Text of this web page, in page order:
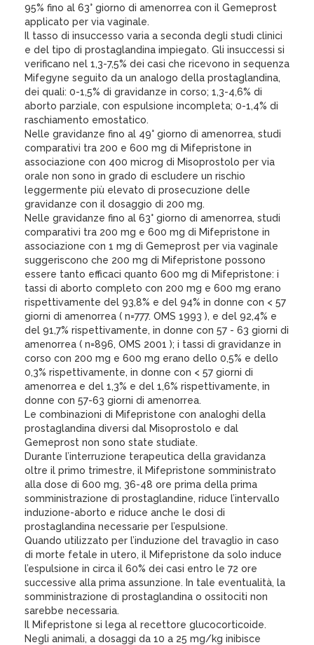
95% fino al 63° giorno di amenorrea con il Gemeprost
applicato per via vaginale.
Il tasso di insuccesso varia a seconda degli studi clinici
e del tipo di prostaglandina impiegato. Gli insuccessi si
verificano nel 1,3-7,5% dei casi che ricevono in sequenza
Mifegyne seguito da un analogo della prostaglandina,
dei quali: 0-1,5% di gravidanze in corso; 1,3-4,6% di
aborto parziale, con espulsione incompleta; 0-1,4% di
raschiamento emostatico.
Nelle gravidanze fino al 49° giorno di amenorrea, studi
comparativi tra 200 e 600 mg di Mifepristone in
associazione con 400 microg di Misoprostolo per via
orale non sono in grado di escludere un rischio
leggermente più elevato di prosecuzione delle
gravidanze con il dosaggio di 200 mg.
Nelle gravidanze fino al 63° giorno di amenorrea, studi
comparativi tra 200 mg e 600 mg di Mifepristone in
associazione con 1 mg di Gemeprost per via vaginale
suggeriscono che 200 mg di Mifepristone possono
essere tanto efficaci quanto 600 mg di Mifepristone: i
tassi di aborto completo con 200 mg e 600 mg erano
rispettivamente del 93,8% e del 94% in donne con < 57
giorni di amenorrea ( n=777. OMS 1993 ), e del 92,4% e
del 91,7% rispettivamente, in donne con 57 - 63 giorni di
amenorrea ( n=896, OMS 2001 ); i tassi di gravidanze in
corso con 200 mg e 600 mg erano dello 0,5% e dello
0,3% rispettivamente, in donne con < 57 giorni di
amenorrea e del 1,3% e del 1,6% rispettivamente, in
donne con 57-63 giorni di amenorrea.
Le combinazioni di Mifepristone con analoghi della
prostaglandina diversi dal Misoprostolo e dal
Gemeprost non sono state studiate.
Durante l’interruzione terapeutica della gravidanza
oltre il primo trimestre, il Mifepristone somministrato
alla dose di 600 mg, 36-48 ore prima della prima
somministrazione di prostaglandine, riduce l’intervallo
induzione-aborto e riduce anche le dosi di
prostaglandina necessarie per l’espulsione.
Quando utilizzato per l’induzione del travaglio in caso
di morte fetale in utero, il Mifepristone da solo induce
l’espulsione in circa il 60% dei casi entro le 72 ore
successive alla prima assunzione. In tale eventualità, la
somministrazione di prostaglandina o ossitociti non
sarebbe necessaria.
Il Mifepristone si lega al recettore glucocorticoide.
Negli animali, a dosaggi da 10 a 25 mg/kg inibisce